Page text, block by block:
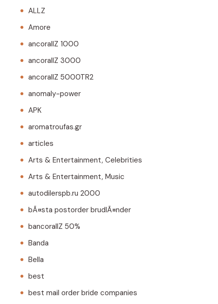
ALLZ
Amore
ancorallZ 1000
ancorallZ 3000
ancorallZ 5000TR2
anomaly-power
APK
aromatroufas.gr
articles
Arts & Entertainment, Celebrities
Arts & Entertainment, Music
autodilerspb.ru 2000
bÃ¤sta postorder brudlÃ¤nder
bancorallZ 50%
Banda
Bella
best
best mail order bride companies